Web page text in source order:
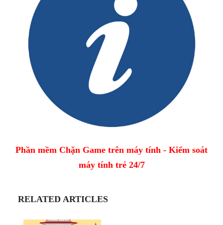
Phần mềm Chặn Game trên máy tính - Kiểm soát
máy tính trẻ 24/7
RELATED ARTICLES